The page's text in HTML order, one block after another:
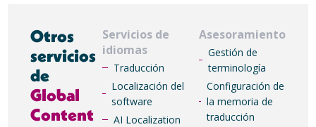
Otros
servicios
de
Global
Content
Servicios de
idiomas
Traducción
Localización del
software
AI Localization
Asesoramiento
Gestión de
terminología
Configuración de
la memoria de
traducción